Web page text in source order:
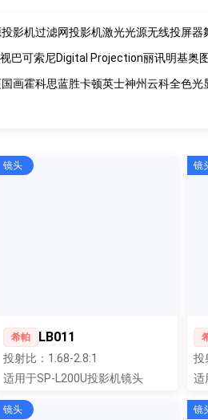
投影机过滤网投影机激光光源无线投屏器
巴可索尼Digital Projection丽讯明基奥
国画霍科思蓝胜卡顿英士神州云科全色光
希帕 LB011
投射比：1.68-2.8:1
适用于SP-L200U投影机镜头
镜头
投
适
镜
镜头 镜